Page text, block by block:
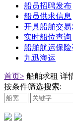
船员招聘发布
船员供求信息
开具船舶交
实时船位查询
船舶航运保险
九迅海运
首页> 船舶求租 详
按条件筛选搜